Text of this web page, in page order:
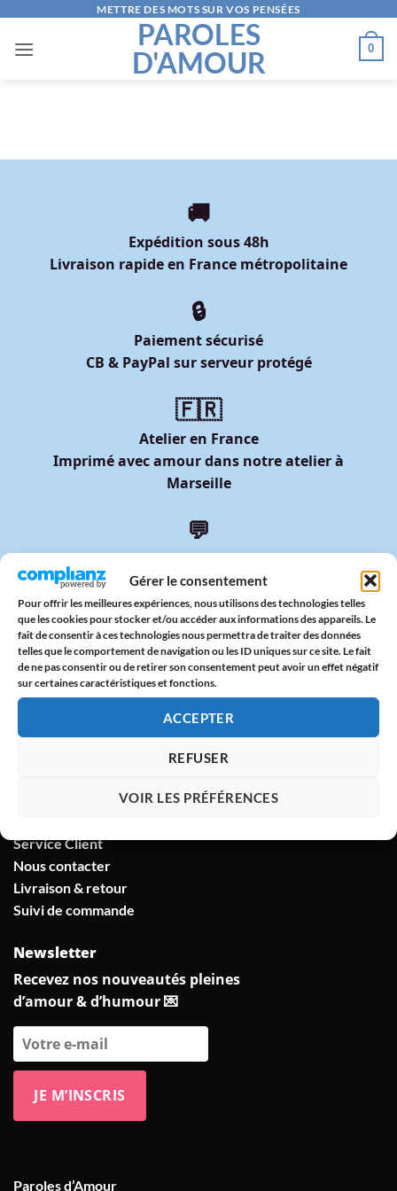
Gérer le consentement
Pour offrir les meilleures expériences, nous utilisons des technologies telles
que les cookies pour stocker et/ou accéder aux informations des appareils. Le
fait de consentir à ces technologies nous permettra de traiter des données
telles que le comportement de navigation ou les ID uniques sur ce site. Le fait
de ne pas consentir ou de retirer son consentement peut avoir un effet négatif
sur certaines caractéristiques et fonctions.
ACCEPTER
REFUSER
VOIR LES PRÉFÉRENCES
contenu
METTRE DES MOTS SUR VOS PENSÉES
PAROLES
D'AMOUR
0
🚚
Expédition sous 48h
Livraison rapide en France métropolitaine
🔒
Paiement sécurisé
CB & PayPal sur serveur protégé
🇫🇷
Atelier en France
Imprimé avec amour dans notre atelier à
Marseille
💬
Service client humain
Réponse sous 24h garantie
Informations
Mentions légales
Politique de confidentialité
Conditions Générales de Vente (CGV)
Conditions Générales d'Utilisation (CGU)
Service Client
Nous contacter
Livraison & retour
Suivi de commande
Newsletter
Recevez nos nouveautés pleines
d’amour & d’humour 💌
Paroles d’Amour